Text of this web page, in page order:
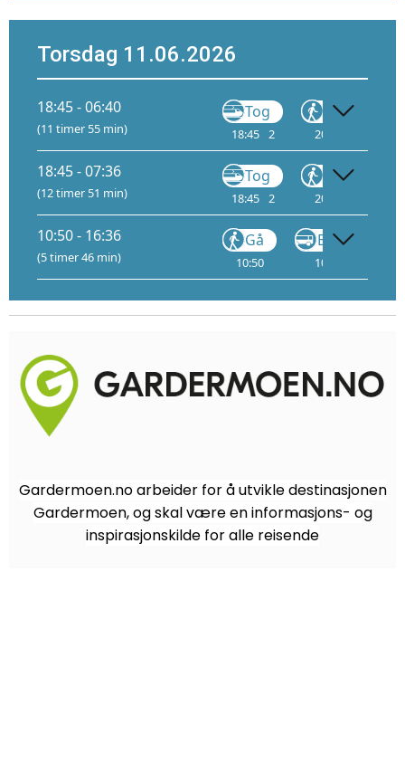
Torsdag 11.06.2026
18:45 - 06:40
(11 timer 55 min)
Tog
18:45 2
Gå
20:21
18:45 - 07:36
(12 timer 51 min)
Tog
18:45 2
Gå
20:21
10:50 - 16:36
(5 timer 46 min)
Gå
10:50
Buss
10:51
Gardermoen.no arbeider for å utvikle destinasjonen
Gardermoen, og skal være en informasjons- og
inspirasjonskilde for alle reisende